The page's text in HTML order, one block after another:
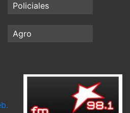
Policiales
Agro